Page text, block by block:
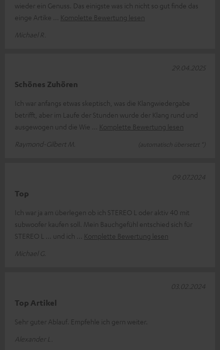
wieder ein Genuss. Das einigste was ich nicht so gut finde das
einge Artike
Komplette Bewertung lesen
Michael R.
Schönes Zuhören
Ich war anfangs etwas skeptisch, was die Klangwiedergabe
betrifft, aber im Laufe der Stunden wurde der Klang rund und
ausgewogen und die Wie
Komplette Bewertung lesen
Raymond-Gilbert M.
(automatisch übersetzt *)
29.04.2025
Top
Ich war ja am überlegen ob ich STEREO L oder aktiv 40 mit
subwoofer kaufen soll. Mein Bauchgefühl entschied sich für
STEREO L ... und ich
Komplette Bewertung lesen
Michael G.
09.07.2024
Top Artikel
Sehr guter Ablauf. Empfehle ich gern weiter.
Alexander L.
03.02.2024